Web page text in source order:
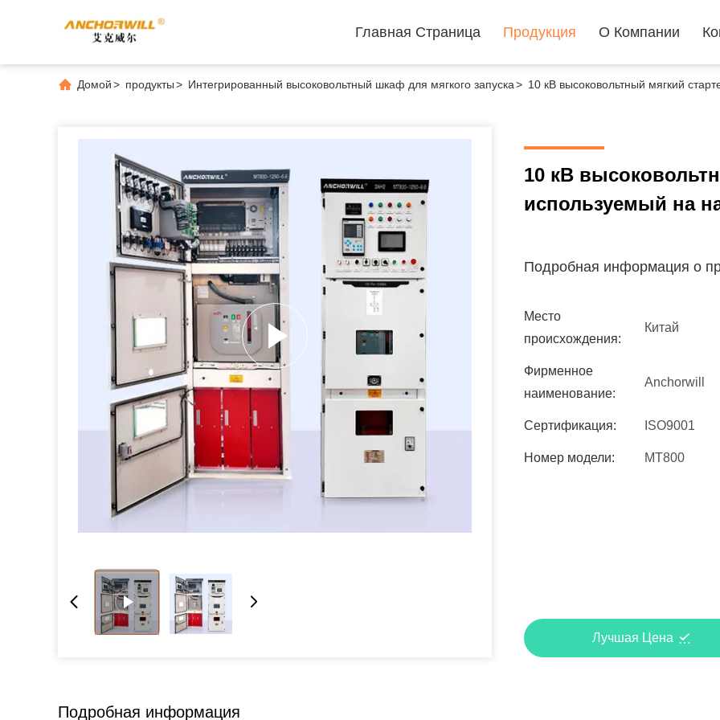
Главная Страница Продукция О Компании
Домой> продукты> Интегрированный высоковольтный шкаф для мягкого запуска> 10 кВ высоковольтный мягкий
10 кВ
используемый на
Подробная информация о
Место
происхождения:
Китай
Фирменное
наименование:
Anchorwill
Сертификация: ISO9001
Номер модели: MT800
Лучшая Цена
Подробная информация